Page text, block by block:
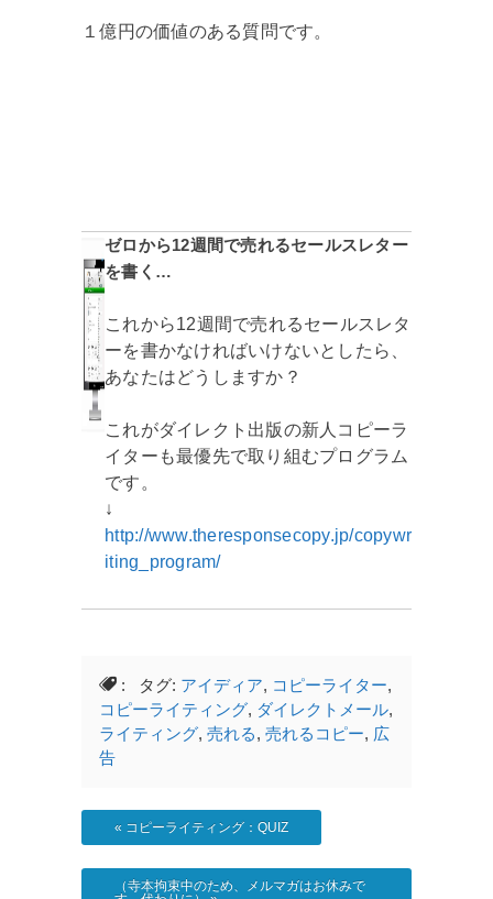
１億円の価値のある質問です。
ゼロから12週間で売れるセールスレター
を書く…
これから12週間で売れるセールスレタ
ーを書かなければいけないとしたら、
あなたはどうしますか？
これがダイレクト出版の新人コピーラ
イターも最優先で取り組むプログラム
です。
↓
http://www.theresponsecopy.jp/copywr
iting_program/
: タグ: アイディア, コピーライター,
コピーライティング, ダイレクトメール,
ライティング, 売れる, 売れるコピー, 広
告
« コピーライティング：QUIZ
（寺本拘束中のため、メルマガはお休みで